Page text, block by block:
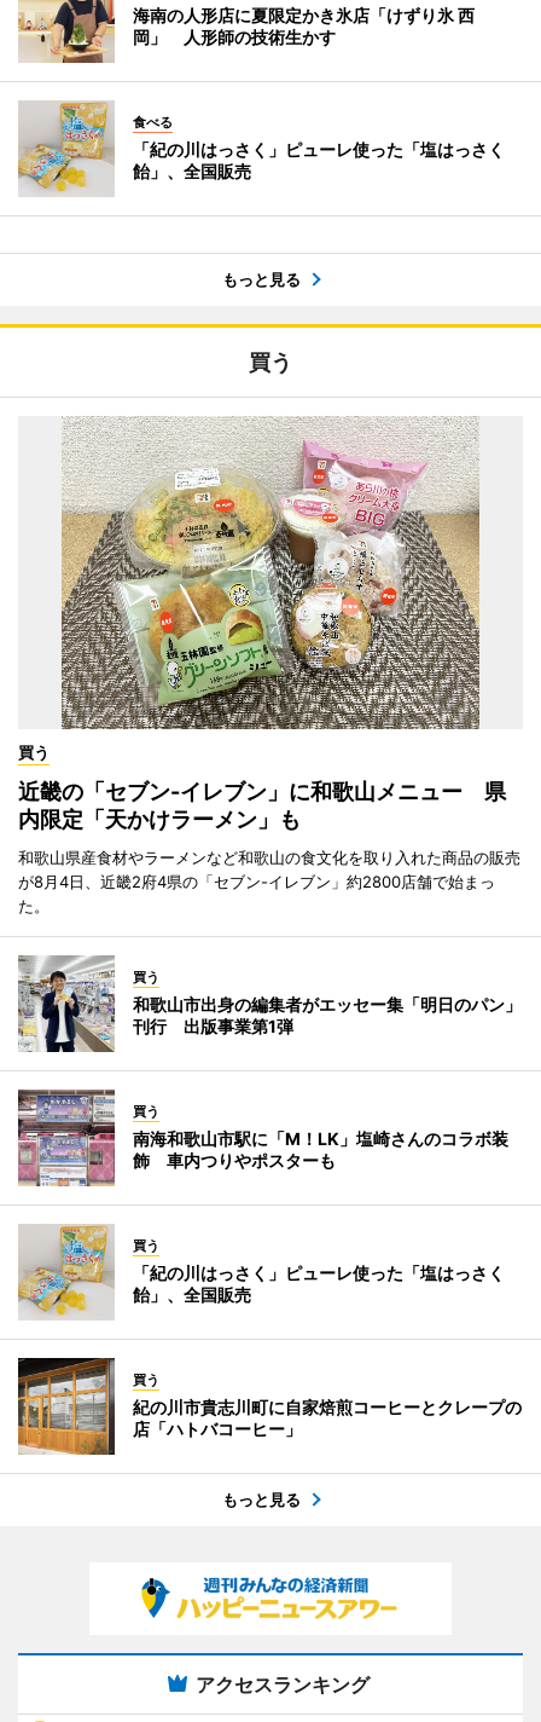
海南の人形店に夏限定かき氷店「けずり氷 西
岡」 人形師の技術生かす
食べる
「紀の川はっさく」ピューレ使った「塩はっさく
飴」、全国販売
もっと見る
買う
買う
近畿の「セブン-イレブン」に和歌山メニュー 県
内限定「天かけラーメン」も
和歌山県産食材やラーメンなど和歌山の食文化を取り入れた商品の販売
が8月4日、近畿2府4県の「セブン-イレブン」約2800店舗で始まっ
た。
買う
和歌山市出身の編集者がエッセー集「明日のパン」
刊行 出版事業第1弾
買う
南海和歌山市駅に「M！LK」塩崎さんのコラボ装
飾 車内つりやポスターも
買う
「紀の川はっさく」ピューレ使った「塩はっさく
飴」、全国販売
買う
紀の川市貴志川町に自家焙煎コーヒーとクレープの
店「ハトバコーヒー」
もっと見る
アクセスランキング